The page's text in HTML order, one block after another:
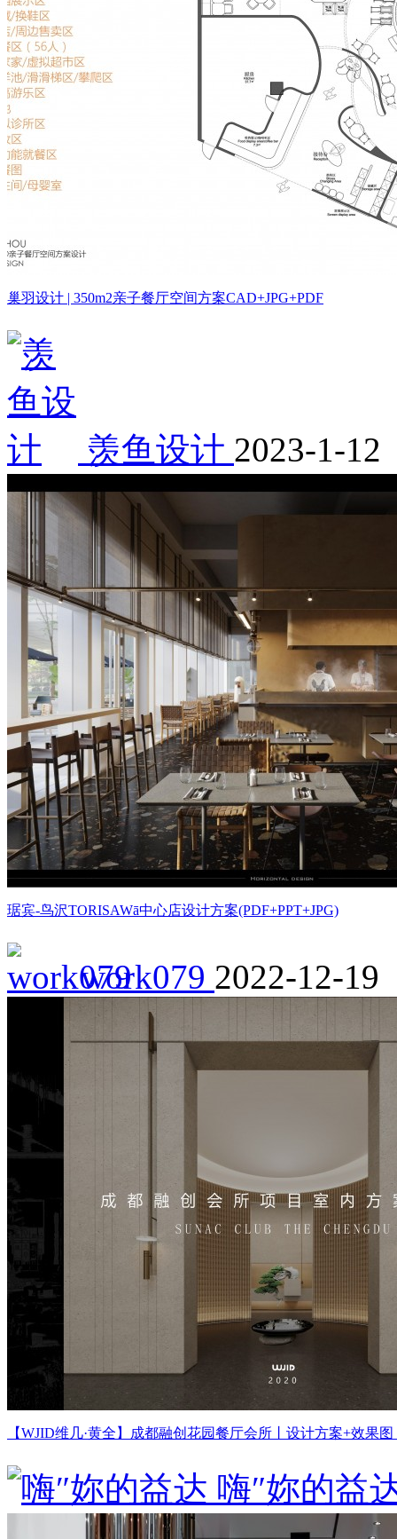
巢羽设计 | 350m2亲子餐厅空间方案CAD+JPG+PDF
羡鱼设计 2023-1-12
琚宾-鸟沢TORISAWā中心店设计方案(PDF+PPT+JPG)
work079 2022-12-19
【WJID维几·黄全】成都融创花园餐厅会所丨设计方案+效果图
嗨″妳的益